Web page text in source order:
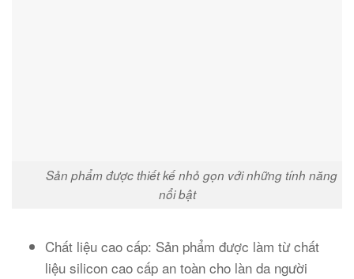
Sản phẩm được thiết kế nhỏ gọn với những tính năng
nổi bật
Chất liệu cao cấp: Sản phẩm được làm từ chất
liệu silicon cao cấp an toàn cho làn da người